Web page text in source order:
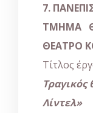
7.
ΤΜΗΜΑ
ΘΕΑΤΡΟ
Τίτλος
Τραγικός
Λίντελ»